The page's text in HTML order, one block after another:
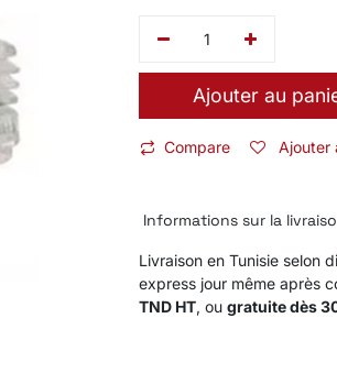
Ajouter au
Compare Ajouter
Informations sur la
Livraison en Tunisie selon
express jour même après
TND HT, ou gratuite dès